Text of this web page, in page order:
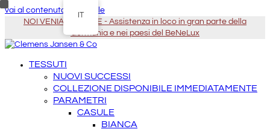
vai al contenuto principale
NOI VENIAMO DA TE - Assistenza in loco in gran parte della
Germania e nei paesi del BeNeLux
TESSUTI
NUOVI SUCCESSI
COLLEZIONE DISPONIBILE IMMEDIATAMENTE
PARAMETRI
CASULE
BIANCA
IT